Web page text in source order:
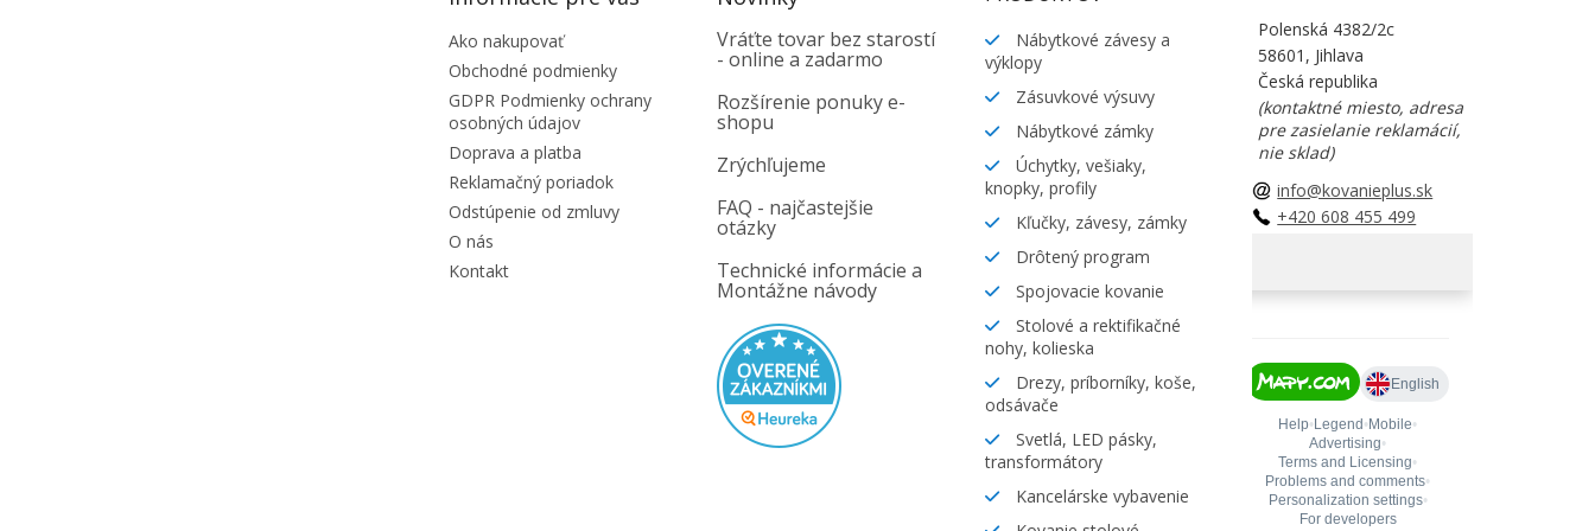
Ako nakupovať
Obchodné podmienky
GDPR Podmienky ochrany
osobných údajov
Doprava a platba
Reklamačný poriadok
Odstúpenie od zmluvy
O nás
Kontakt
Vráťte tovar bez starostí
- online a zadarmo
Rozšírenie ponuky e-
shopu
Zrýchľujeme
FAQ - najčastejšie
otázky
Technické informácie a
Montážne návody
Nábytkové závesy a
výklopy
Zásuvkové výsuvy
Nábytkové zámky
Úchytky, vešiaky,
knopky, profily
Kľučky, závesy, zámky
Drôtený program
Spojovacie kovanie
Stolové a rektifikačné
nohy, kolieska
Drezy, príborníky, koše,
odsávače
Svetlá, LED pásky,
transformátory
Kancelárske vybavenie
Polenská 4382/2c
58601, Jihlava
Česká republika
(kontaktné miesto, adresa
pre zasielanie reklamácií,
nie sklad)
info@kovanieplus.sk
+420 608 455 499